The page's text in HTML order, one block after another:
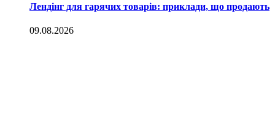
Лендінг для гарячих товарів: приклади, що продають
09.08.2026